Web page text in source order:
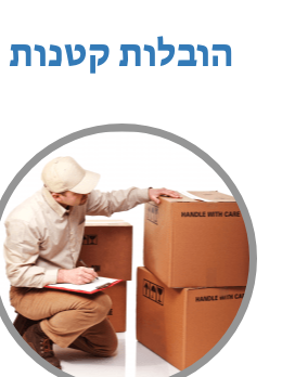
הובלות קטנות